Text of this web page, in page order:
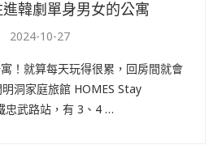
韓劇單身男女的公寓
2024-10-27
！就算每天玩得很累，回房間就會
洞家庭旅館 HOMES Stay
忠武路站，有 3、4 …